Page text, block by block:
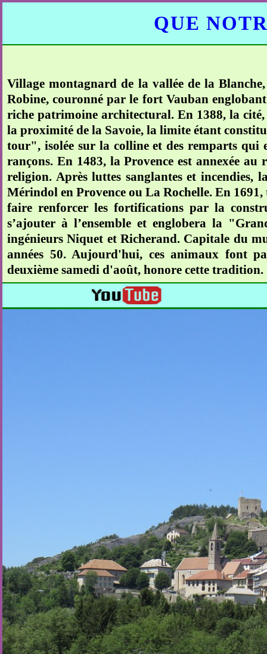
QUE
Village montagnard de la vallée de la
Robine, couronné par le fort Vauban
riche patrimoine architectural. En 1388, la
la proximité de la Savoie, la limite étant
tour", isolée sur la colline et des remparts qui
rançons. En 1483, la Provence est annexée
religion. Après luttes sanglantes et incendies,
Mérindol en Provence ou La Rochelle. En
faire renforcer les fortifications par la
s’ajouter à l’ensemble et englobera la
ingénieurs Niquet et Richerand. Capitale du
années 50. Aujourd'hui, ces animaux font
deuxième samedi d'août, honore cette tradition.